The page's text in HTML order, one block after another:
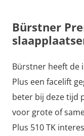
Bürstner
Bürstner heeft de
Plus een facelift
beter bij deze tijd
voor grote of
Plus 510 TK